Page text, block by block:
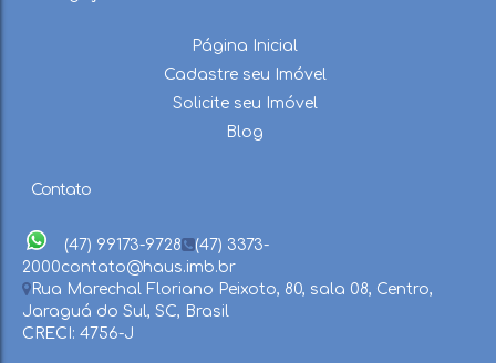
Página Inicial
Cadastre seu Imóvel
Solicite seu Imóvel
Blog
Contato
(47) 99173-9728
(47) 3373-
2000contato@haus.imb.br
Rua Marechal Floriano Peixoto, 80, sala 08, Centro,
Jaraguá do Sul, SC, Brasil
CRECI: 4756-J